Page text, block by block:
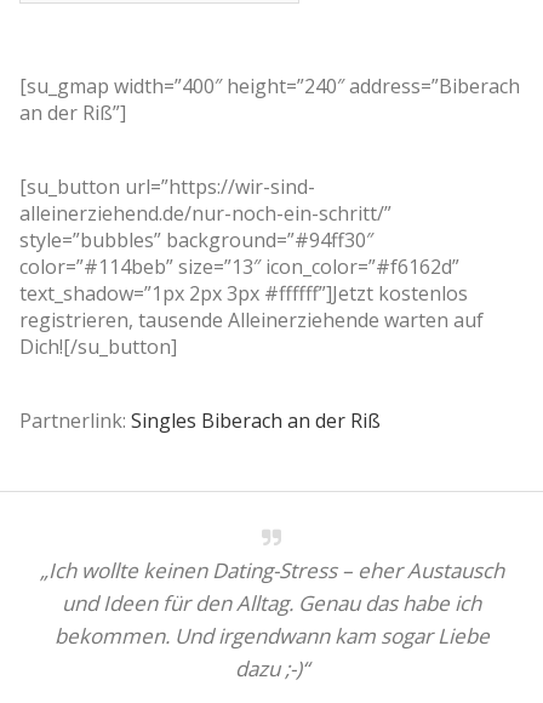
[su_gmap width=”400″ height=”240″ address=”Biberach
an der Riß”]
[su_button url=”https://wir-sind-
alleinerziehend.de/nur-noch-ein-schritt/”
style=”bubbles” background=”#94ff30″
color=”#114beb” size=”13″ icon_color=”#f6162d”
text_shadow=”1px 2px 3px #ffffff”]Jetzt kostenlos
registrieren, tausende Alleinerziehende warten auf
Dich![/su_button]
Partnerlink: Singles Biberach an der Riß
„Ich wollte keinen Dating-Stress – eher Austausch
und Ideen für den Alltag. Genau das habe ich
bekommen. Und irgendwann kam sogar Liebe
dazu ;-)“